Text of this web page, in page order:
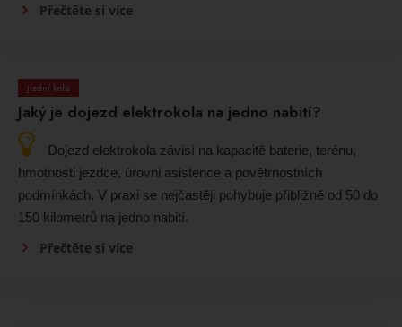
Přečtěte si více
Jízdní kola
Jaký je dojezd elektrokola na jedno nabití?
Dojezd elektrokola závisí na kapacitě baterie, terénu,
hmotnosti jezdce, úrovni asistence a povětrnostních
podmínkách. V praxi se nejčastěji pohybuje přibližně od 50 do
150 kilometrů na jedno nabití.
Přečtěte si více